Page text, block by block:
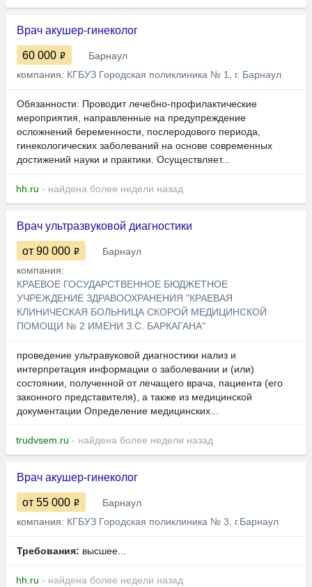
Врач акушер-гинеколог
60 000
Барнаул
компания: КГБУЗ Городская поликлиника № 1, г. Барнаул
Обязанности: ​​​​Проводит лечебно-профилактические
мероприятия, направленные на предупреждение
осложнений беременности, послеродового периода,
гинекологических заболеваний на основе современных
достижений науки и практики. Осуществляет...
hh.ru - найдена более недели назад
Врач ультразвуковой диагностики
от 90 000
Барнаул
компания:
КРАЕВОЕ ГОСУДАРСТВЕННОЕ БЮДЖЕТНОЕ
УЧРЕЖДЕНИЕ ЗДРАВООХРАНЕНИЯ "КРАЕВАЯ
КЛИНИЧЕСКАЯ БОЛЬНИЦА СКОРОЙ МЕДИЦИНСКОЙ
ПОМОЩИ № 2 ИМЕНИ З.С. БАРКАГАНА"
проведение ультравуковой диагностики нализ и
интерпретация информации о заболевании и (или)
состоянии, полученной от лечащего врача, пациента (его
законного представителя), а также из медицинской
документации Определение медицинских...
trudvsem.ru - найдена более недели назад
Врач акушер-гинеколог
от 55 000
Барнаул
компания: КГБУЗ Городская поликлиника № 3, г.Барнаул
Требования: высшее...
hh.ru - найдена более недели назад